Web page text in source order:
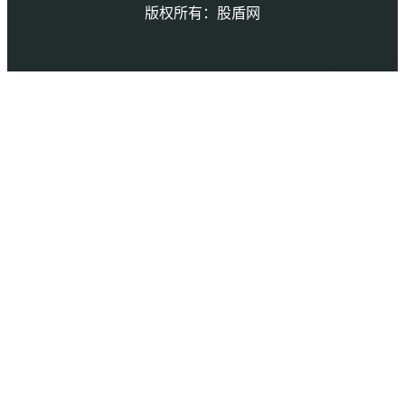
版权所有：股盾网